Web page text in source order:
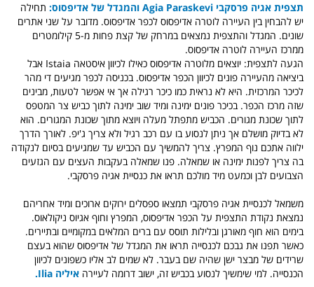
תצפית אגיה פרסקבי Agia Paraskevi והמגדל של אדיפסוס:
תחילה
יש להבחין בין העיירה לוטרה אדיפסוס לכפר אדיפסוס. מדובר על שני אתרים
שונים. המגדל והתצפית נמצאים במרחק של קצת פחות מ-5 קילומטרים
ממרכז העיירה לוטרה אדיפסוס.
הגעה לתצפית: יוצאים מלוטרה אדיפסוס כאילו לכיוון איסטאה Istaia אבל
ביציאה מהעיירה פונים לכיוון הכפר אדיפסוס. בכניסה לכפר מגיעים די מהר
לכיכר המרכזית. היא לא נראית כמו כיכר רגילה אך אי אפשר לטעות, מבינים
שזה מרכז הכפר. בכיכר פונים ימינה ומיד שוב ימינה לתוך כביש צר המטפס
לתוך שכונת מגורים. הכביש מתפתל מעלה ויוצא מתוך שכונת המגורים. הוא
לא בדיוק מושלם אך ניתן לנסוע בו עם רכב רגיל ולא צריך ג'יפ. לאורך הדרך
ילווה אתכם נוף המפרץ. צריך להמשיך עם הכביש עד שמגיעים בסיום לנקודה
בה צריך לפנות ימינה או שמאלה. פנו שמאלה בעקבות העצים עם הגזעים
הצבועים לבן וכמעט מיד מולכם תראו את כנסיית אגיה פרסקבי.
משמאל לכנסיית אגיה פרסקבי תמצאו ספסלים ירוקים ארוכים ומיד אחריהם
נמצאת נקודת התצפית על הכפר אדיפסוס, המפרץ וחוף אגיוס ניקולאוס.
בימים הוא חוף מאורגן ובלילות תוסס עם ברים המלאים במקומיים ובתיירים.
כאשר תפנו את גבכם לכנסייה תראו את המגדל של אדיפסוס שהוא בעצם
שרידים של מבצר ישן שהיה שם בעבר. לא שמים לב אליו כשפונים לכיוון
הכנסייה. למי שימשיך לנסוע בכביש זה, ישוב דרומה לעיירה איליה Ilia.